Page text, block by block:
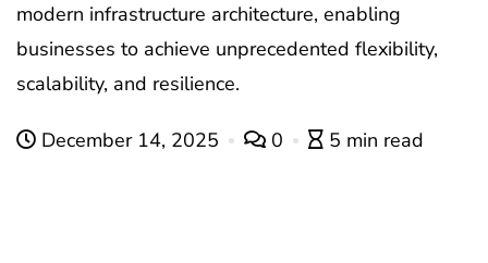
modern infrastructure architecture, enabling
businesses to achieve unprecedented flexibility,
scalability, and resilience.
December 14, 2025 0 5 min read